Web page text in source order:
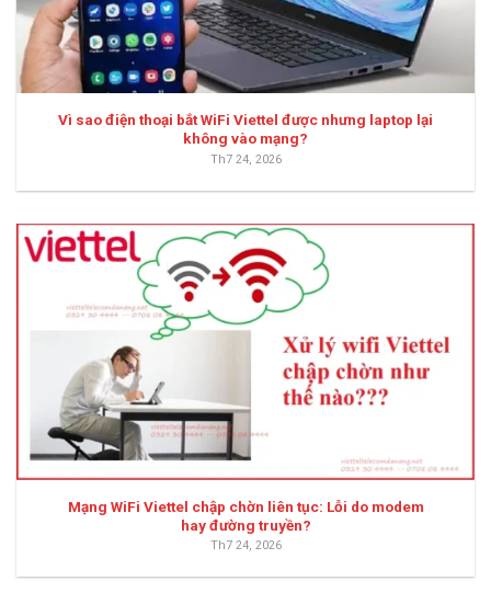
Vì sao điện thoại bắt WiFi Viettel được nhưng laptop lại
không vào mạng?
Th7 24, 2026
Mạng WiFi Viettel chập chờn liên tục: Lỗi do modem
hay đường truyền?
Th7 24, 2026